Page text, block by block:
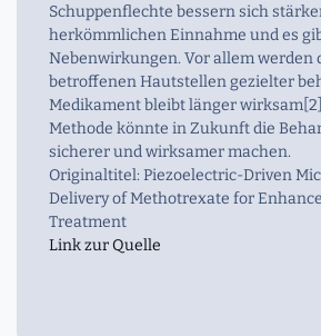
Schuppenflechte bessern sich
herkömmlichen Einnahme und es
Nebenwirkungen. Vor allem werden
betroffenen Hautstellen gezielter
Medikament bleibt länger
Methode könnte in Zukunft die
sicherer und wirksamer machen.
Originaltitel: Piezoelectric-Driven
Delivery of Methotrexate for
Treatment
Link zur Quelle